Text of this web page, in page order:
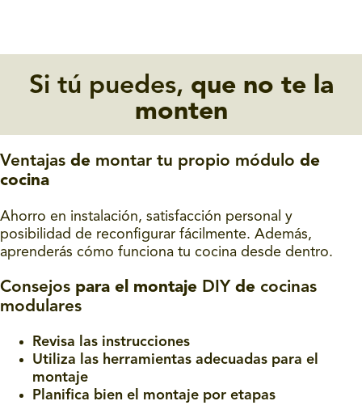
Si tú puedes, que no te la
monten
Ventajas de montar tu propio módulo de
cocina
Ahorro en instalación, satisfacción personal y
posibilidad de reconfigurar fácilmente. Además,
aprenderás cómo funciona tu cocina desde dentro.
Consejos para el montaje DIY de cocinas
modulares
Revisa las instrucciones
Utiliza las herramientas adecuadas para el
montaje
Planifica bien el montaje por etapas